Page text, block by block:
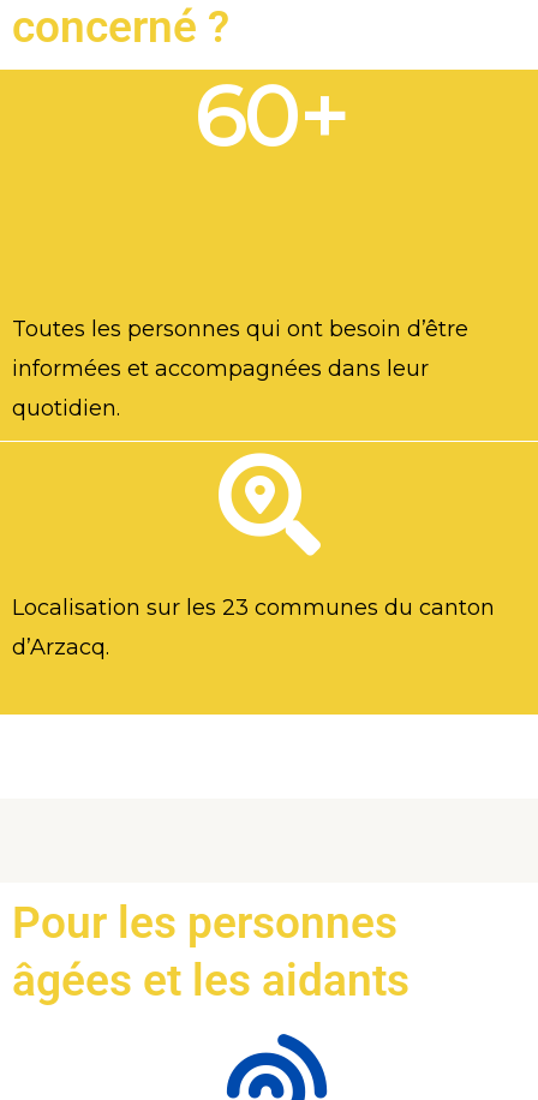
concerné ?
60+
Toutes les personnes qui ont besoin d’être
informées et accompagnées dans leur
quotidien.
Localisation sur les 23 communes du canton
d’Arzacq.
Pour les personnes
âgées et les aidants